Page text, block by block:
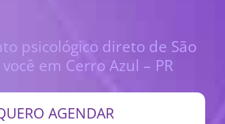
psicológico direto de São
em Cerro Azul – PR
AGENDAR